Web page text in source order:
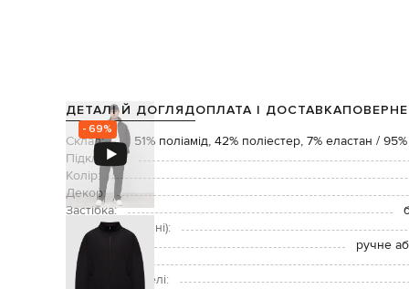
- 69%
ДЕТАЛІ Й ДОГЛЯДОПЛАТА І ДОСТАВКА
Склад:
51% поліамід, 42% поліестер, 7% еластан /
Підкладка:
Колір:
Декор:
Застібка:
Кишені (зовнішні):
Догляд:
ручне
Зріст моделі:
Розмір на моделі: